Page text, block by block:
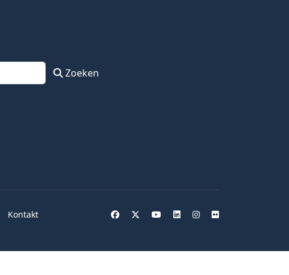
Zoeken
Kontakt